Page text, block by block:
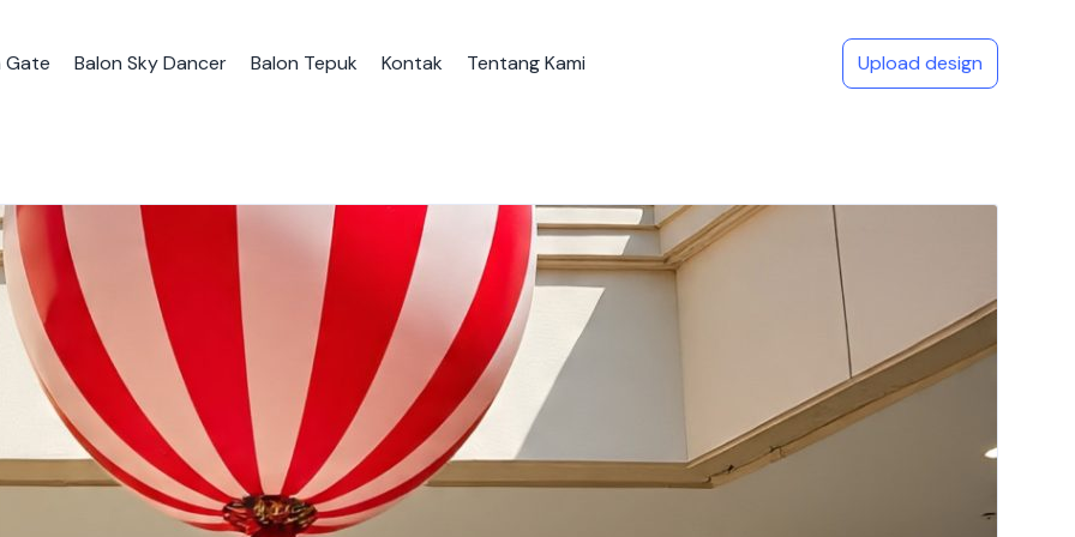
Gate Balon Sky Dancer Balon Tepuk Kontak Tentang Kami Upload design